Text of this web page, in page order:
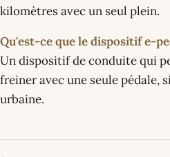
kilomètres avec un seul plein.
Qu'est-ce que le dispositif e-
Un dispositif de conduite qui
freiner avec une seule pédale,
urbaine.